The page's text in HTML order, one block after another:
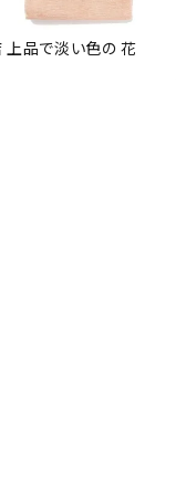
品で淡い色の 花